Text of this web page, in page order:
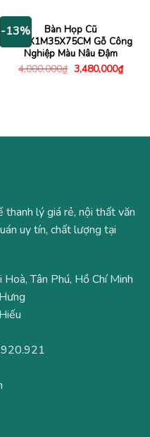
-13%
Bàn Họp Cũ
2M9X1M35X75CM Gỗ Công
Nghiệp Màu Nâu Đậm
4,000,000₫ Giá
gốc
3,480,000₫Giá
hiện
thanh lý giá rẻ, nội thất văn
uy tín, chất lượng tại
Tân Phú, Hồ Chí Minh